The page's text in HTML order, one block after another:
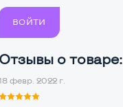
ВОЙТИ
Отзывы о товаре:
февр. 2022 г.